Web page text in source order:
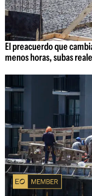
El preacuerdo que
menos horas, subas